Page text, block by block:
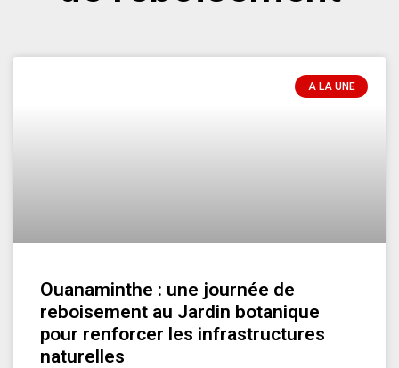
A LA UNE
Ouanaminthe : une journée de
reboisement au Jardin botanique
pour renforcer les infrastructures
naturelles